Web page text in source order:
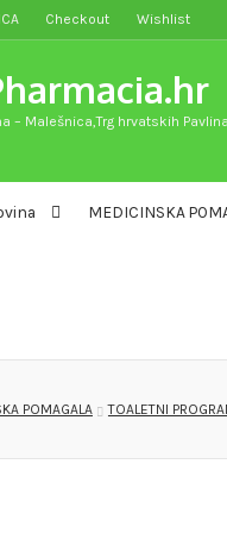
Checkout Wishlist
– Malešnica,Trg hrvatskih
MEDICINSKA
POMAGALA TOALETNI